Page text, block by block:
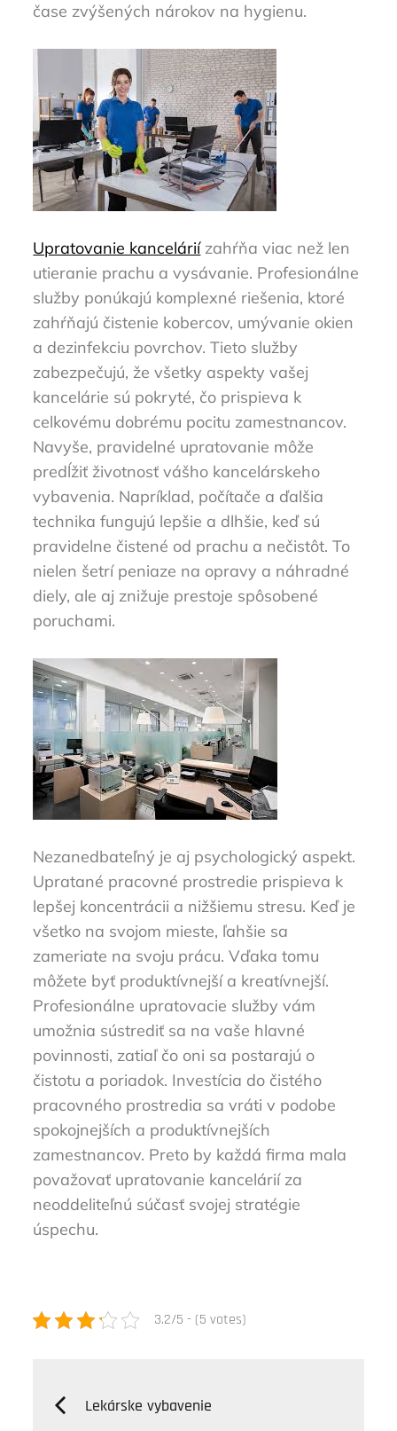
čase zvýšených nárokov na hygienu.
Upratovanie kanceláriízahŕňa viac než len
utieranie prachu a vysávanie. Profesionálne
služby ponúkajú komplexné riešenia, ktoré
zahŕňajú čistenie kobercov, umývanie okien
a dezinfekciu povrchov. Tieto služby
zabezpečujú, že všetky aspekty vašej
kancelárie sú pokryté, čo prispieva k
celkovému dobrému pocitu zamestnancov.
Navyše, pravidelné upratovanie môže
predĺžiť životnosť vášho kancelárskeho
vybavenia. Napríklad, počítače a ďalšia
technika fungujú lepšie a dlhšie, keď sú
pravidelne čistené od prachu a nečistôt. To
nielen šetrí peniaze na opravy a náhradné
diely, ale aj znižuje prestoje spôsobené
poruchami.
Nezanedbateľný je aj psychologický aspekt.
Upratané pracovné prostredie prispieva k
lepšej koncentrácii a nižšiemu stresu. Keď je
všetko na svojom mieste, ľahšie sa
zameriate na svoju prácu. Vďaka tomu
môžete byť produktívnejší a kreatívnejší.
Profesionálne upratovacie služby vám
umožnia sústrediť sa na vaše hlavné
povinnosti, zatiaľ čo oni sa postarajú o
čistotu a poriadok. Investícia do čistého
pracovného prostredia sa vráti v podobe
spokojnejších a produktívnejších
zamestnancov. Preto by každá firma mala
považovať upratovanie kancelárií za
neoddeliteľnú súčasť svojej stratégie
úspechu.
3.2/5 - (5 votes)
Navigácia
Lekárske vybavenie